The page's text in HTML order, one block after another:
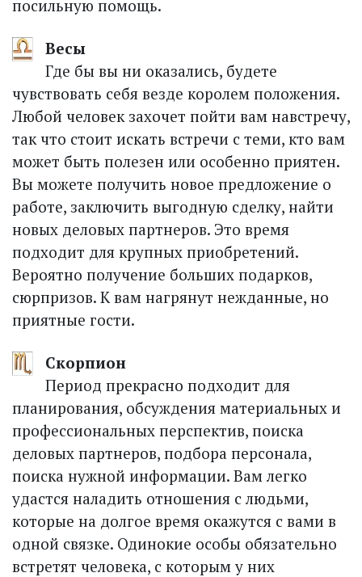
посильную помощь.
Весы
Где бы вы ни оказались, будете
чувствовать себя везде королем положения.
Любой человек захочет пойти вам навстречу,
так что стоит искать встречи с теми, кто вам
может быть полезен или особенно приятен.
Вы можете получить новое предложение о
работе, заключить выгодную сделку, найти
новых деловых партнеров. Это время
подходит для крупных приобретений.
Вероятно получение больших подарков,
сюрпризов. К вам нагрянут нежданные, но
прият­ные гости.
Скорпион
Период прекрасно подходит для
планирования, обсуждения материальных и
профессиональных перспектив, поиска
деловых партнеров, подбора персонала,
поиска нужной информации. Вам легко
удастся наладить отношения с людьми,
которые на долгое время окажутся с вами в
одной связке. Одинокие особы обязательно
встретят человека, с которым у них